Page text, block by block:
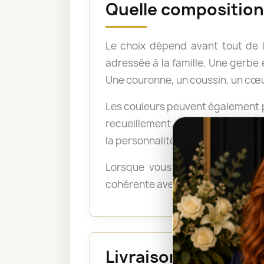
Quelle
Le choix dépend avant tout de
adressée à la famille. Une
Une couronne, un coussin, un
Les couleurs peuvent
recueillement. Les tons pastel
la personnalité du défunt ou
Lorsque vous ne savez pas
cohérente avec le lieu, le
Livraison au